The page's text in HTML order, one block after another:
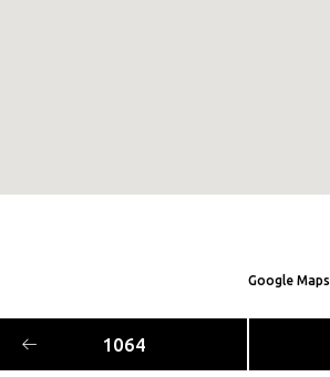
Google Maps
1064